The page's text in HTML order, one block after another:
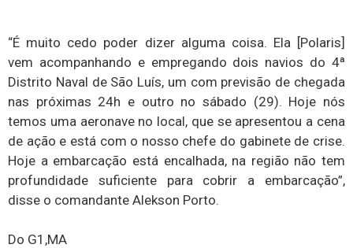
“É muito cedo poder dizer alguma coisa. Ela [Polaris]
vem acompanhando e empregando dois navios do 4ª
Distrito Naval de São Luís, um com previsão de chegada
nas próximas 24h e outro no sábado (29). Hoje nós
temos uma aeronave no local, que se apresentou a cena
de ação e está com o nosso chefe do gabinete de crise.
Hoje a embarcação está encalhada, na região não tem
profundidade suficiente para cobrir a embarcação”,
disse o comandante Alekson Porto.
Do G1,MA